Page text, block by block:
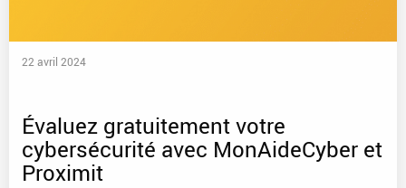
22 avril 2024
Évaluez gratuitement votre
cybersécurité avec MonAideCyber et
Proximit